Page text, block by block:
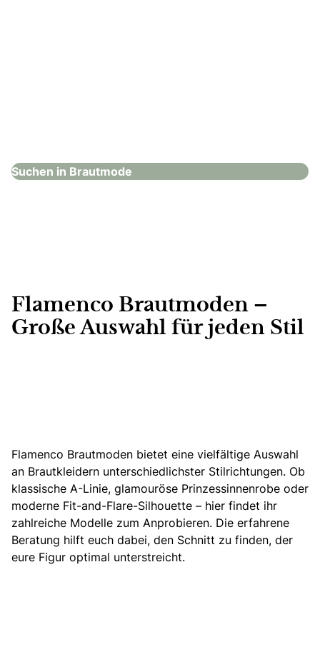
Suchen in Brautmode
Flamenco Brautmoden –
Große Auswahl für jeden Stil
Flamenco Brautmoden bietet eine vielfältige Auswahl
an Brautkleidern unterschiedlichster Stilrichtungen. Ob
klassische A-Linie, glamouröse Prinzessinnenrobe oder
moderne Fit-and-Flare-Silhouette – hier findet ihr
zahlreiche Modelle zum Anprobieren. Die erfahrene
Beratung hilft euch dabei, den Schnitt zu finden, der
eure Figur optimal unterstreicht.